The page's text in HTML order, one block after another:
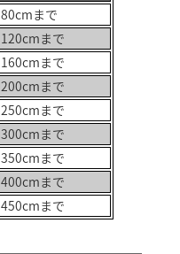
80cmまで
120cmまで
160cmまで
200cmまで
250cmまで
300cmまで
350cmまで
400cmまで
450cmまで